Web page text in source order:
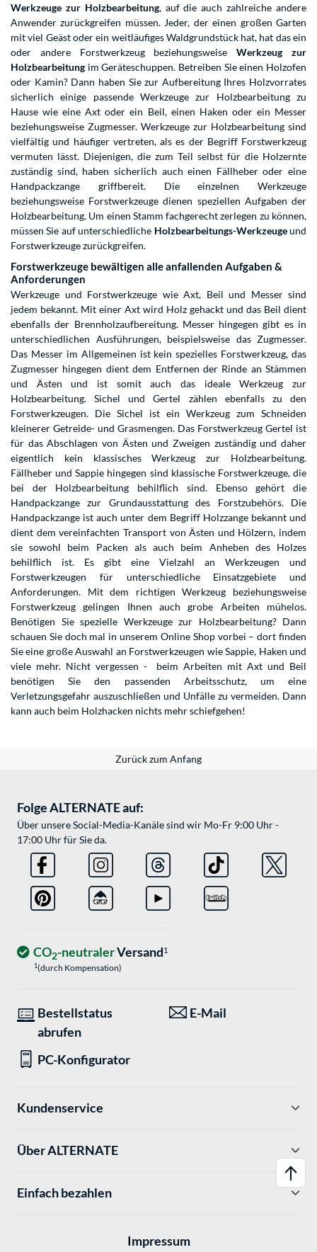
Werkzeuge zur Holzbearbeitung, auf die auch zahlreiche andere
Anwender zurückgreifen müssen. Jeder, der einen großen Garten
mit viel Geäst oder ein weitläufiges Waldgrundstück hat, hat das ein
oder andere Forstwerkzeug beziehungsweiseWerkzeug zur
Holzbearbeitung im Geräteschuppen. Betreiben Sie einen Holzofen
oder Kamin? Dann haben Sie zur Aufbereitung Ihres Holzvorrates
sicherlich einige passende Werkzeuge zur Holzbearbeitung zu
Hause wie eine Axt oder ein Beil, einen Haken oder ein Messer
beziehungsweise Zugmesser. Werkzeuge zur Holzbearbeitung sind
vielfältig und häufiger vertreten, als es der Begriff Forstwerkzeug
vermuten lässt. Diejenigen, die zum Teil selbst für die Holzernte
zuständig sind, haben sicherlich auch einen Fällheber oder eine
Handpackzange griffbereit. Die einzelnen Werkzeuge
beziehungsweise Forstwerkzeuge dienen speziellen Aufgaben der
Holzbearbeitung. Um einen Stamm fachgerecht zerlegen zu können,
müssen Sie auf unterschiedliche Holzbearbeitungs-Werkzeugeund
Forstwerkzeuge zurückgreifen.
Forstwerkzeuge bewältigen alle anfallenden Aufgaben &
Anforderungen
Werkzeuge und Forstwerkzeuge wie Axt, Beil und Messer sind
jedem bekannt. Mit einer Axt wird Holz gehackt und das Beil dient
ebenfalls der Brennholzaufbereitung. Messer hingegen gibt es in
unterschiedlichen Ausführungen, beispielsweise das Zugmesser.
Das Messer im Allgemeinen ist kein spezielles Forstwerkzeug, das
Zugmesser hingegen dient dem Entfernen der Rinde an Stämmen
und Ästen und ist somit auch das ideale Werkzeug zur
Holzbearbeitung. Sichel und Gertel zählen ebenfalls zu den
Forstwerkzeugen. Die Sichel ist ein Werkzeug zum Schneiden
kleinerer Getreide- und Grasmengen. Das Forstwerkzeug Gertel ist
für das Abschlagen von Ästen und Zweigen zuständig und daher
eigentlich kein klassisches Werkzeug zur Holzbearbeitung.
Fällheber und Sappie hingegen sind klassische Forstwerkzeuge, die
bei der Holzbearbeitung behilflich sind. Ebenso gehört die
Handpackzange zur Grundausstattung des Forstzubehörs. Die
Handpackzange ist auch unter dem Begriff Holzzange bekannt und
dient dem vereinfachten Transport von Ästen und Hölzern, indem
sie sowohl beim Packen als auch beim Anheben des Holzes
behilflich ist. Es gibt eine Vielzahl an Werkzeugen und
Forstwerkzeugen für unterschiedliche Einsatzgebiete und
Anforderungen. Mit dem richtigen Werkzeug beziehungsweise
Forstwerkzeug gelingen Ihnen auch grobe Arbeiten mühelos.
Benötigen Sie spezielle Werkzeuge zur Holzbearbeitung? Dann
schauen Sie doch mal in unserem Online Shop vorbei – dort finden
Sie eine große Auswahl an Forstwerkzeugen wie Sappie, Haken und
viele mehr. Nicht vergessen - beim Arbeiten mit Axt und Beil
benötigen Sie den passenden Arbeitsschutz, um eine
Verletzungsgefahr auszuschließen und Unfälle zu vermeiden. Dann
kann auch beim Holzhacken nichts mehr schiefgehen!
Zurück zum Anfang
Folge ALTERNATE auf:
Über unsere Social-Media-Kanäle sind wir Mo-Fr 9:00 Uhr -
17:00 Uhr für Sie da.
CO2-neutralerVersand1
1(durch Kompensation)
Bestellstatus
abrufen
E-Mail
PC-Konfigurator
Kundenservice
Über ALTERNATE
Einfach bezahlen
Impressum